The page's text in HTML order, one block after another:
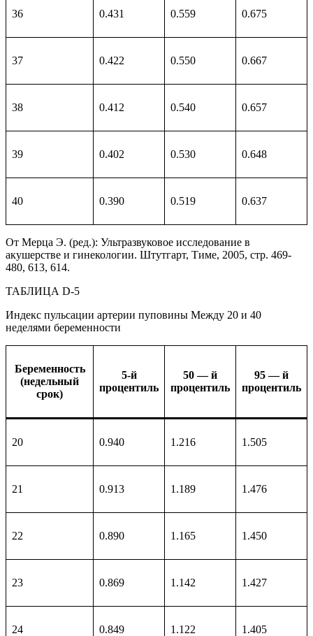
36 0.431 0.559 0.675
37 0.422 0.550 0.667
38 0.412 0.540 0.657
39 0.402 0.530 0.648
40 0.390 0.519 0.637
От Мерца Э. (ред.): Ультразвуковое исследование в
акушерстве и гинекологии. Штутгарт, Тиме, 2005, стр. 469-
480, 613, 614.
ТАБЛИЦА D-5
Индекс пульсации артерии пуповины Между 20 и 40
неделями беременности
Беременность
(недельный
срок)
5-й
процентиль
50 — й
процентиль
95 — й
процентиль
20 0.940 1.216 1.505
21 0.913 1.189 1.476
22 0.890 1.165 1.450
23 0.869 1.142 1.427
24 0.849 1.122 1.405